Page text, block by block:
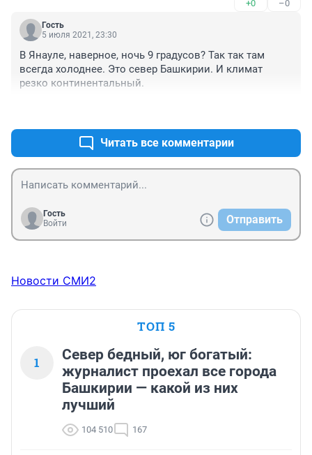
+0 –0
Гость
5 июля 2021, 23:30
В Янауле, наверное, ночь 9 градусов? Так так там
всегда холоднее. Это север Башкирии. И климат
резко континентальный.
Читать все комментарии
Гость
Войти
Отправить
Новости СМИ2
ТОП 5
1
Север бедный, юг богатый:
журналист проехал все города
Башкирии — какой из них
лучший
104 510 167